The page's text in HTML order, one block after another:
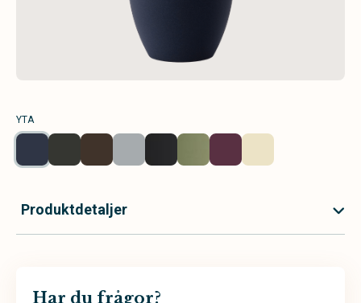
YTA
Produktdetaljer
Har du frågor?